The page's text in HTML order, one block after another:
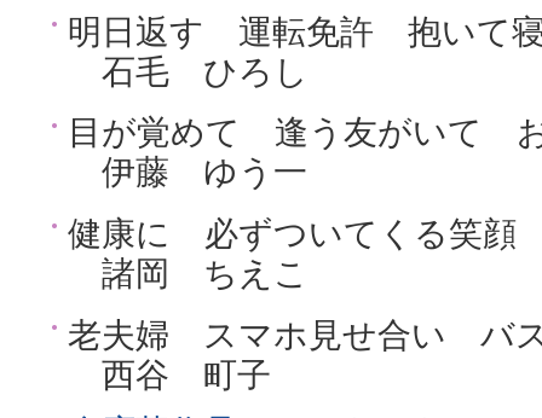
明日返す 運転免許 抱いて
石毛 ひろし
目が覚めて 逢う友がいて
伊藤 ゆう一
健康に 必ずついてくる笑顔
諸岡 ちえこ
老夫婦 スマホ見せ合い バ
西谷 町子